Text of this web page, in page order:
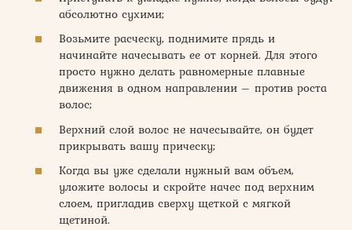
абсолютно сухими;
Возьмите расческу, поднимите прядь и
начинайте начесывать ее от корней. Для этого
просто нужно делать равномерные плавные
движения в одном направлении – против роста
волос;
Верхний слой волос не начесывайте, он будет
прикрывать вашу прическу;
Когда вы уже сделали нужный вам объем,
уложите волосы и скройте начес под верхним
слоем, пригладив сверху щеткой с мягкой
щетиной.